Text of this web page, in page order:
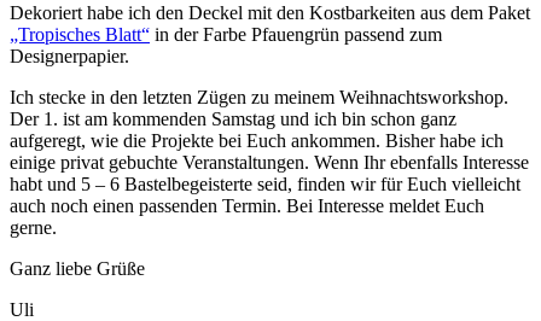
Dekoriert habe ich den Deckel mit den Kostbarkeiten aus dem Paket
„Tropisches Blatt“ in der Farbe Pfauengrün passend zum
Designerpapier.
Ich stecke in den letzten Zügen zu meinem Weihnachtsworkshop.
Der 1. ist am kommenden Samstag und ich bin schon ganz
aufgeregt, wie die Projekte bei Euch ankommen. Bisher habe ich
einige privat gebuchte Veranstaltungen. Wenn Ihr ebenfalls Interesse
habt und 5 – 6 Bastelbegeisterte seid, finden wir für Euch vielleicht
auch noch einen passenden Termin. Bei Interesse meldet Euch
gerne.
Ganz liebe Grüße
Uli